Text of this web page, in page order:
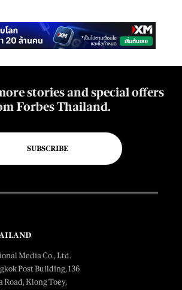
stories and special offers
Forbes Thailand.
SUBSCRIBE
Media Co., Ltd.
Post Building, 136
Road, Klong Toey,